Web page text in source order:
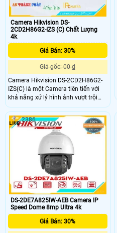
Camera Hikvision DS-
2CD2H86G2-IZS (C) Chất Lượng
4k
Giá Bán: 30%
Giá gốc: 00 ₫
Camera Hikvision DS-2CD2H86G2-
IZS(C) là một Camera tiên tiến với
khả năng xử lý hình ảnh vượt trội
nhờ sử dụng chip Progressive Scan
CMOS. Điều này cho phép camera
hoạt động hiệu quả ngay cả trong
điều kiện ánh sáng yếu. Sử dụng
công nghệ hình ảnh IP, camera này
mang đến chất lượng hình ảnh
đáng tin cậy với độ phân giải lên
DS-2DE7A825IW-AEB Camera IP
Speed Dome 8mp Ultra 4k
Giá Bán: 30%
2386